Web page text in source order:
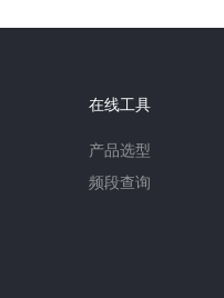
在线工具
产品选型
频段查询